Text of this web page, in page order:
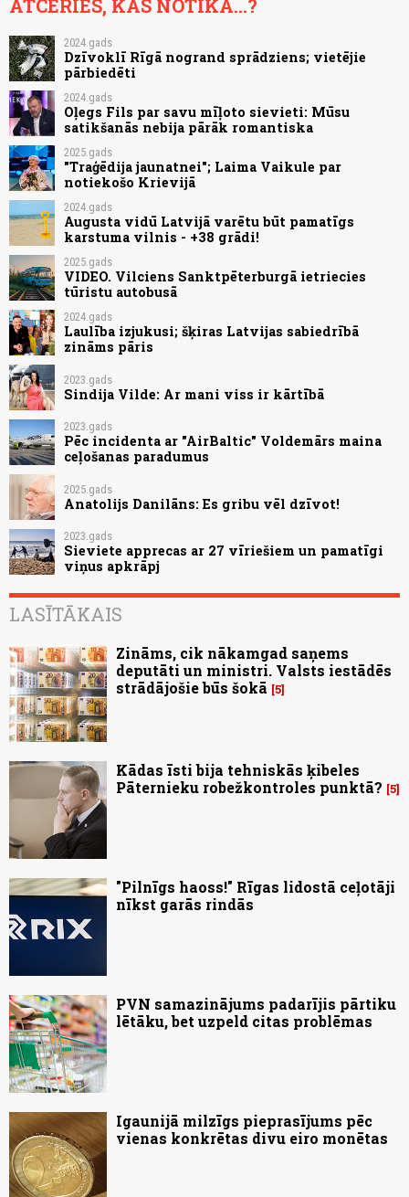
ATCERIES, KAS NOTIKA...?
2024.gads
Dzīvoklī Rīgā nogrand sprādziens; vietējie
pārbiedēti
2024.gads
Oļegs Fils par savu mīļoto sievieti: Mūsu
satikšanās nebija pārāk romantiska
2025.gads
"Traģēdija jaunatnei"; Laima Vaikule par
notiekošo Krievijā
2024.gads
Augusta vidū Latvijā varētu būt pamatīgs
karstuma vilnis - +38 grādi!
2025.gads
VIDEO. Vilciens Sanktpēterburgā ietriecies
tūristu autobusā
2024.gads
Laulība izjukusi; šķiras Latvijas sabiedrībā
zināms pāris
2023.gads
Sindija Vilde: Ar mani viss ir kārtībā
2023.gads
Pēc incidenta ar "AirBaltic" Voldemārs maina
ceļošanas paradumus
2025.gads
Anatolijs Danilāns: Es gribu vēl dzīvot!
2023.gads
Sieviete apprecas ar 27 vīriešiem un pamatīgi
viņus apkrāpj
LASĪTĀKAIS
Zināms, cik nākamgad saņems
deputāti un ministri. Valsts iestādēs
strādājošie būs šokā 5
Kādas īsti bija tehniskās ķibeles
Pāternieku robežkontroles punktā? 5
"Pilnīgs haoss!" Rīgas lidostā ceļotāji
nīkst garās rindās
PVN samazinājums padarījis pārtiku
lētāku, bet uzpeld citas problēmas
Igaunijā milzīgs pieprasījums pēc
vienas konkrētas divu eiro monētas